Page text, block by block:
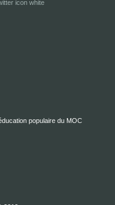
populaire du MOC